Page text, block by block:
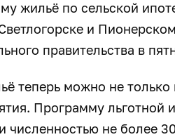
жильё по сельской
и
правительства в
теперь можно не только
Программу льготной
численностью не более